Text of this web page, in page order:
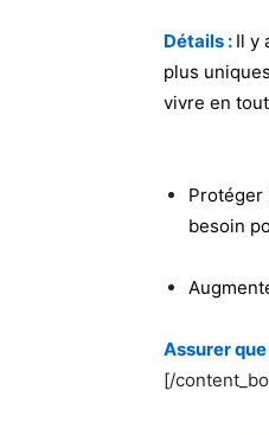
Détails : Il y
plus
vivre en
Protéger
besoin
Assurer
[/